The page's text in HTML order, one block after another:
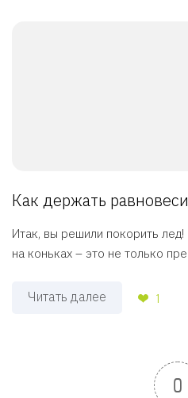
Как держать
Итак, вы решили покорить
на коньках – это не только
Читать далее 1
0